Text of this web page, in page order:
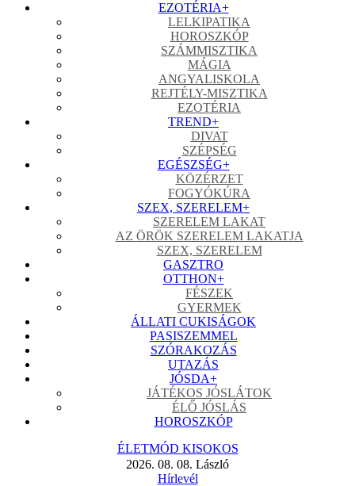
EZOTÉRIA+
LELKIPATIKA
HOROSZKÓP
SZÁMMISZTIKA
MÁGIA
ANGYALISKOLA
REJTÉLY-MISZTIKA
EZOTÉRIA
TREND+
DIVAT
SZÉPSÉG
EGÉSZSÉG+
KÖZÉRZET
FOGYÓKÚRA
SZEX, SZERELEM+
SZERELEM LAKAT
AZ ÖRÖK SZERELEM LAKATJA
SZEX, SZERELEM
GASZTRO
OTTHON+
FÉSZEK
GYERMEK
ÁLLATI CUKISÁGOK
PASISZEMMEL
SZÓRAKOZÁS
UTAZÁS
JÓSDA+
JÁTÉKOS JÓSLÁTOK
ÉLŐ JÓSLÁS
HOROSZKÓP
ÉLETMÓD KISOKOS
2026. 08. 08. László
Hírlevél